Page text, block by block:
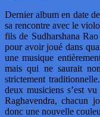
Dernier album en date
sa rencontre avec le
fils de Sudharshana
pour avoir joué dans
une musique
mais qui ne saurait
strictement
deux musiciens s’est
Raghavendra, chacun
donc une nouvelle